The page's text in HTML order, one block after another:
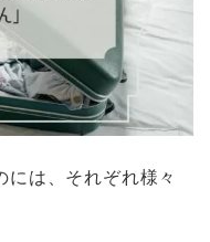
には、それぞれ様々